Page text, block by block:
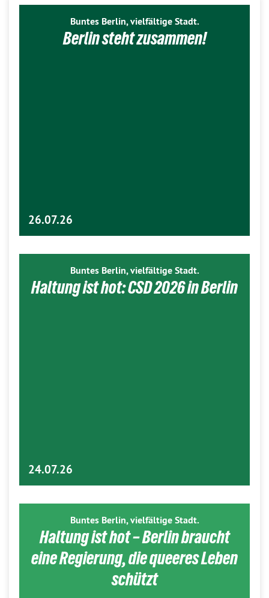
Buntes Berlin, vielfältige Stadt.
Berlin steht zusammen!
26.07.26
Buntes Berlin, vielfältige Stadt.
Haltung ist hot: CSD 2026 in Berlin
24.07.26
Buntes Berlin, vielfältige Stadt.
Haltung ist hot – Berlin braucht
eine Regierung, die queeres Leben
schützt